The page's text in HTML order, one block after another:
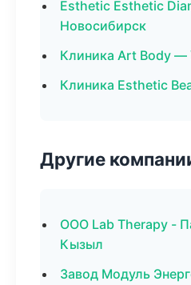
Esthetic Esthetic
Новосибирск
Клиника Art Body —
Клиника Esthetic
Другие
ООО Lab Therapy -
Кызыл
Завод Модуль